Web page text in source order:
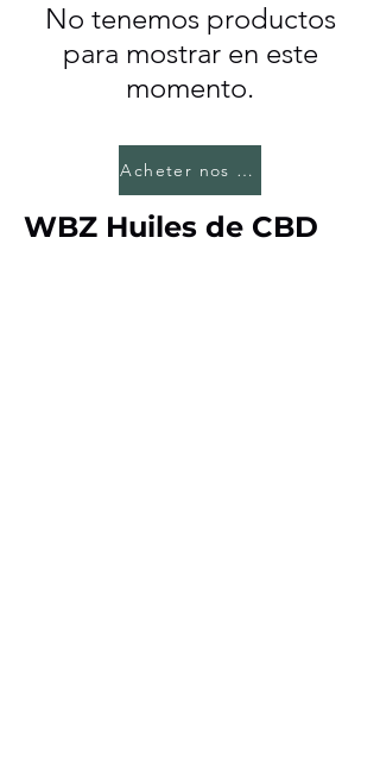
No tenemos productos
para mostrar en este
momento.
Acheter nos huiles CBD
WBZ Huiles de CBD